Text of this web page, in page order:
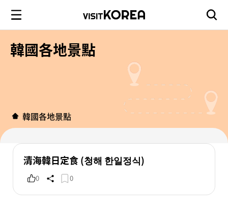
韓國各地景點
韓國各地景點
清海韓日定食 (청해 한일정식)
0 0